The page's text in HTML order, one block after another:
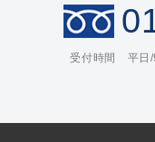
受付時間 平日